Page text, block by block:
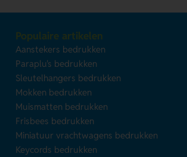
Populaire artikelen
Aanstekers bedrukken
Paraplu's bedrukken
Sleutelhangers bedrukken
Mokken bedrukken
Muismatten bedrukken
Frisbees bedrukken
Miniatuur vrachtwagens bedrukken
Keycords bedrukken